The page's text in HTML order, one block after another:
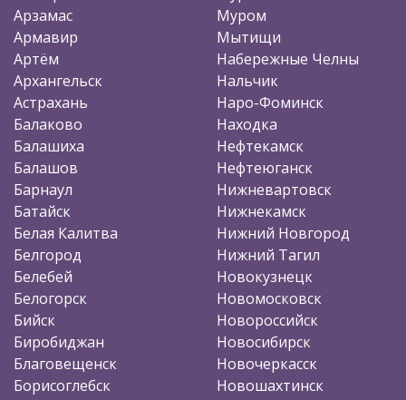
Арзамас
Армавир
Артём
Архангельск
Астрахань
Балаково
Балашиха
Балашов
Барнаул
Батайск
Белая Калитва
Белгород
Белебей
Белогорск
Бийск
Биробиджан
Благовещенск
Борисоглебск
Муром
Мытищи
Набережные Челны
Нальчик
Наро-Фоминск
Находка
Нефтекамск
Нефтеюганск
Нижневартовск
Нижнекамск
Нижний Новгород
Нижний Тагил
Новокузнецк
Новомосковск
Новороссийск
Новосибирск
Новочеркасск
Новошахтинск